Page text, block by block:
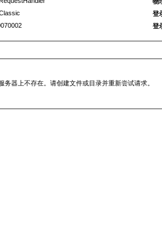
登
登
务器上不存在。请创建文件或目录并重新尝试请求。